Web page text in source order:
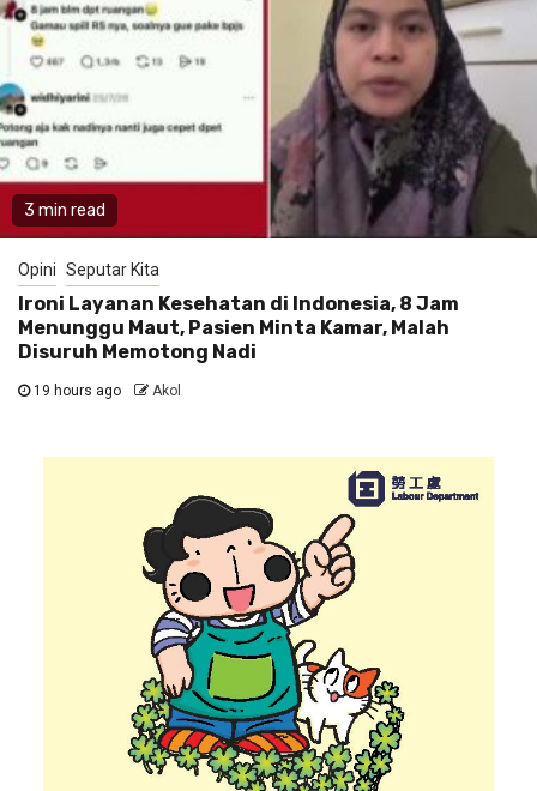
3 min read
Opini Seputar Kita
Ironi Layanan Kesehatan di Indonesia, 8 Jam
Menunggu Maut, Pasien Minta Kamar, Malah
Disuruh Memotong Nadi
19 hours ago Akol